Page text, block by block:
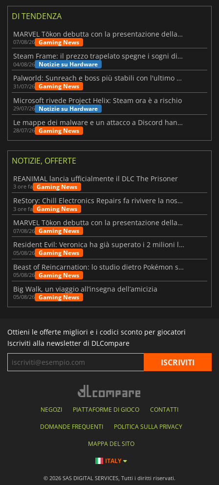
DI TENDENZA
MARVEL Tōkon debutta con la presentazione della roadmap per il primo anno
07/08/26 Gaming News
Steam Frame: il prezzo trapelato spegne i sogni di un VR economico
04/08/26 Notizie su Hardware
Palworld: Sunreach e boss più stabili con l'ultimo update
31/07/26 Gaming News
Microsoft rivede Project Helix: Steam ora è a rischio
29/07/26 Notizie su Hardware
Le mappe dei malware e un attacco a Discord hanno colpito Meccha Chameleon
28/07/26 Gaming News
NOTIZIE, OFFERTE
REANIMAL lancia ufficialmente il DLC The Prisoner
3 ore fa Gaming News
ReStory: Chill Electronics Repairs fa rivivere la nostalgia degli anni 2000
3 ore fa Gaming News
MARVEL Tōkon debutta con la presentazione della roadmap per il primo anno
07/08/26 Gaming News
Resident Evil: Veronica ha già superato i 2 milioni liste dei desideri
05/08/26 Gaming News
Beast of Reincarnation: lo studio dietro Pokémon su una nuova strada
05/08/26 Gaming News
Big Walk, un viaggio all’insegna dell’amicizia
05/08/26 Gaming News
Ottieni le offerte migliori e i codici sconto per giocatori
Iscriviti alla newsletter di DLCompare
NEGOZI PIATTAFORME DI GIOCO CONTATTI
DOMANDE FREQUENTI POLITICA SULLA PRIVACY
MAPPA DEL SITO
ITALY
© 2026 SAS DIGITAL SERVICES, Tutti i diritti riservati.